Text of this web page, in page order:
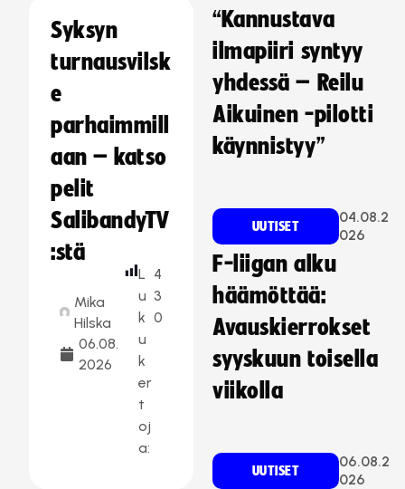
Syksyn
turnausvilsk
e
parhaimmill
aan – katso
pelit
SalibandyTV
:stä
Mika
Hilska
06.08.
2026
L
u
k
u
k
er
t
oj
a:
4
3
0
“Kannustava
ilmapiiri syntyy
yhdessä – Reilu
Aikuinen -pilotti
käynnistyy”
UUTISET
04.08.2
026
F-liigan alku
häämöttää:
Avauskierrokset
syyskuun toisella
viikolla
UUTISET
06.08.2
026